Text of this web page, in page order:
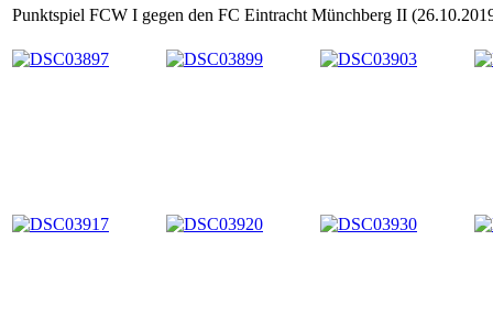
Punktspiel FCW I gegen den FC Eintracht Münchberg II